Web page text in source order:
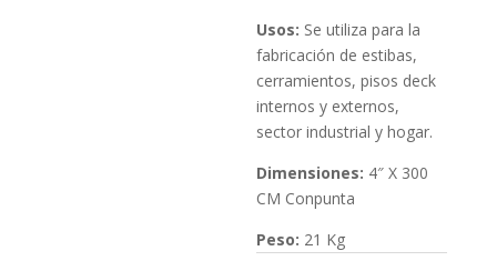
Usos: Se utiliza para la
fabricación de estibas,
cerramientos, pisos deck
internos y externos,
sector industrial y hogar.
Dimensiones: 4″ X 300
CM Conpunta
Peso: 21 Kg